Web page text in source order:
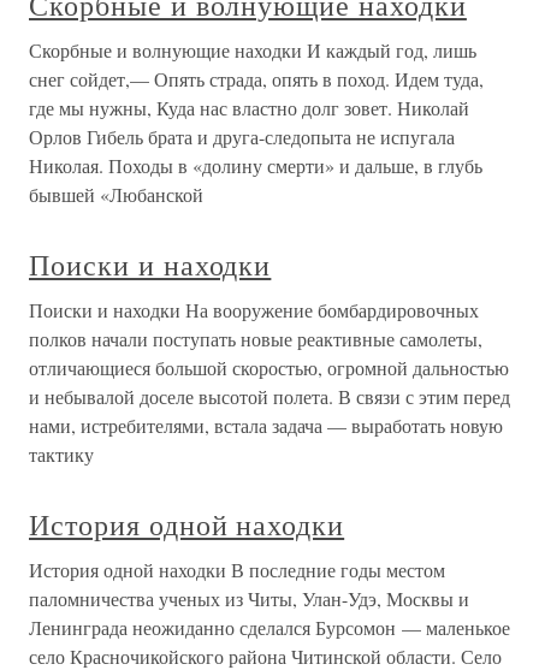
Скорбные и волнующие находки И каждый год, лишь
снег сойдет,— Опять страда, опять в поход. Идем туда,
где мы нужны, Куда нас властно долг зовет. Николай
Орлов Гибель брата и друга-следопыта не испугала
Николая. Походы в «долину смерти» и дальше, в глубь
бывшей «Любанской
Поиски и находки
Поиски и находки На вооружение бомбардировочных
полков начали поступать новые реактивные самолеты,
отличающиеся большой скоростью, огромной дальностью
и небывалой доселе высотой полета. В связи с этим перед
нами, истребителями, встала задача — выработать новую
тактику
История одной находки
История одной находки В последние годы местом
паломничества ученых из Читы, Улан-Удэ, Москвы и
Ленинграда неожиданно сделался Бурсомон — маленькое
село Красночикойского района Читинской области. Село